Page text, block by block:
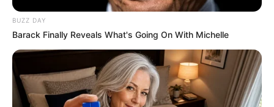
κόρη της και προκάλεσε επεισόδιο στο
Δείτε όλες τις τελευταίεςΕιδήσεις από την Ελλάδα και
τον Κόσμο, τη στιγμή που συμβαίνουν, στοNewstok.gr .
BUZZ DAY
Barack Finally Reveals What's Going On With Michelle